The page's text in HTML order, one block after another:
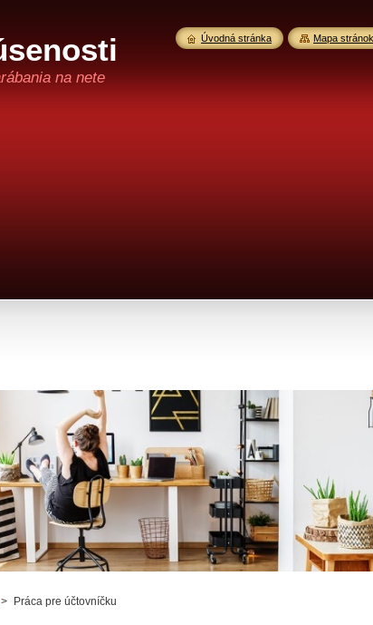
na nete
> Práca pre účtovníčku
Úvodná stránka Mapa stránok